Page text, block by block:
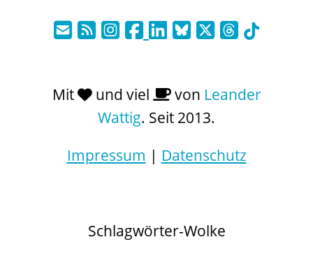
Mit und viel von Leander
Wattig. Seit 2013.
Impressum | Datenschutz
Schlagwörter-Wolke